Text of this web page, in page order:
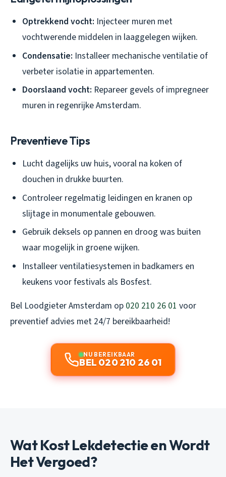
Optrekkend vocht: Injecteer muren met
vochtwerende middelen in laaggelegen wijken.
Condensatie: Installeer mechanische ventilatie of
verbeter isolatie in appartementen.
Doorslaand vocht: Repareer gevels of impregneer
muren in regenrijke Amsterdam.
Preventieve Tips
Lucht dagelijks uw huis, vooral na koken of
douchen in drukke buurten.
Controleer regelmatig leidingen en kranen op
slijtage in monumentale gebouwen.
Gebruik deksels op pannen en droog was buiten
waar mogelijk in groene wijken.
Installeer ventilatiesystemen in badkamers en
keukens voor festivals als Bosfest.
Bel Loodgieter Amsterdam op 020 210 26 01 voor
preventief advies met 24/7 bereikbaarheid!
NU BEREIKBAAR
BEL 020 210 26 01
Wat Kost Lekdetectie en Wordt
Het Vergoed?